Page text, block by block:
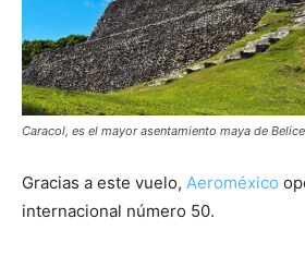
Caracol, es el mayor asentamiento maya de
Gracias a este vuelo, Aeroméxico
internacional número 50.